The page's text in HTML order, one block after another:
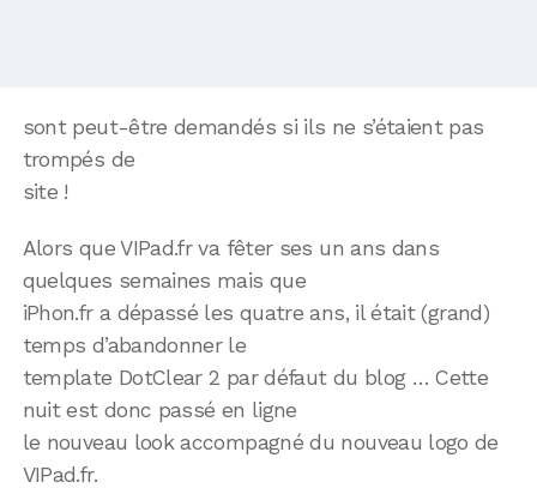
sont peut-être demandés si ils ne s’étaient pas
trompés de
site !
Alors que VIPad.fr va fêter ses un ans dans
quelques semaines mais que
iPhon.fr a dépassé les quatre ans, il était (grand)
temps d’abandonner le
template DotClear 2 par défaut du blog … Cette
nuit est donc passé en ligne
le nouveau look accompagné du nouveau logo de
VIPad.fr.